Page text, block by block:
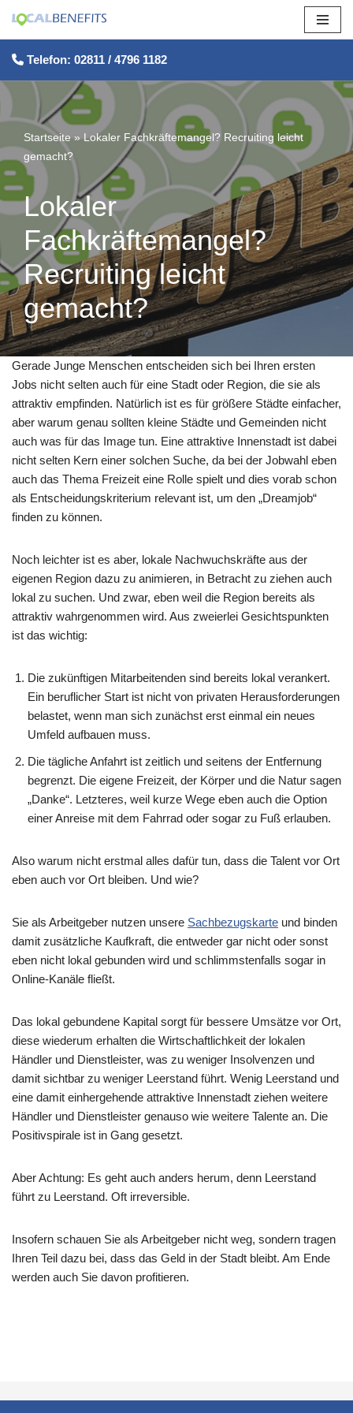
Zum
Inhalt
springen
Telefon: 02811 / 4796 1182
Startseite»Lokaler Fachkräftemangel? Recruiting leicht
gemacht?
Lokaler
Fachkräftemangel?
Recruiting leicht
gemacht?
Gerade Junge Menschen entscheiden sich bei Ihren ersten
Jobs nicht selten auch für eine Stadt oder Region, die sie als
attraktiv empfinden. Natürlich ist es für größere Städte einfacher,
aber warum genau sollten kleine Städte und Gemeinden nicht
auch was für das Image tun. Eine attraktive Innenstadt ist dabei
nicht selten Kern einer solchen Suche, da bei der Jobwahl eben
auch das Thema Freizeit eine Rolle spielt und dies vorab schon
als Entscheidungskriterium relevant ist, um den „Dreamjob“
finden zu können.
Noch leichter ist es aber, lokale Nachwuchskräfte aus der
eigenen Region dazu zu animieren, in Betracht zu ziehen auch
lokal zu suchen. Und zwar, eben weil die Region bereits als
attraktiv wahrgenommen wird. Aus zweierlei Gesichtspunkten
ist das wichtig:
Die zukünftigen Mitarbeitenden sind bereits lokal verankert.
Ein beruflicher Start ist nicht von privaten Herausforderungen
belastet, wenn man sich zunächst erst einmal ein neues
Umfeld aufbauen muss.
Die tägliche Anfahrt ist zeitlich und seitens der Entfernung
begrenzt. Die eigene Freizeit, der Körper und die Natur sagen
„Danke“. Letzteres, weil kurze Wege eben auch die Option
einer Anreise mit dem Fahrrad oder sogar zu Fuß erlauben.
Also warum nicht erstmal alles dafür tun, dass die Talent vor Ort
eben auch vor Ort bleiben. Und wie?
Sie als Arbeitgeber nutzen unsere Sachbezugskarte und binden
damit zusätzliche Kaufkraft, die entweder gar nicht oder sonst
eben nicht lokal gebunden wird und schlimmstenfalls sogar in
Online-Kanäle fließt.
Das lokal gebundene Kapital sorgt für bessere Umsätze vor Ort,
diese wiederum erhalten die Wirtschaftlichkeit der lokalen
Händler und Dienstleister, was zu weniger Insolvenzen und
damit sichtbar zu weniger Leerstand führt. Wenig Leerstand und
eine damit einhergehende attraktive Innenstadt ziehen weitere
Händler und Dienstleister genauso wie weitere Talente an. Die
Positivspirale ist in Gang gesetzt.
Aber Achtung: Es geht auch anders herum, denn Leerstand
führt zu Leerstand. Oft irreversible.
Insofern schauen Sie als Arbeitgeber nicht weg, sondern tragen
Ihren Teil dazu bei, dass das Geld in der Stadt bleibt. Am Ende
werden auch Sie davon profitieren.